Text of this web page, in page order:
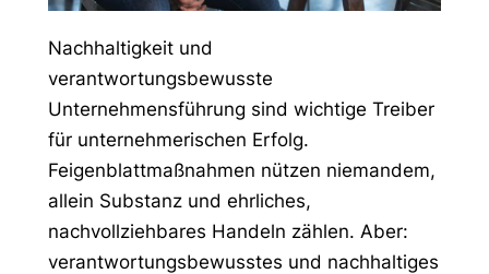
Nachhaltigkeit und
verantwortungsbewusste
Unternehmensführung sind wichtige Treiber
für unternehmerischen Erfolg.
Feigenblattmaßnahmen nützen niemandem,
allein Substanz und ehrliches,
nachvollziehbares Handeln zählen. Aber:
verantwortungsbewusstes und nachhaltiges